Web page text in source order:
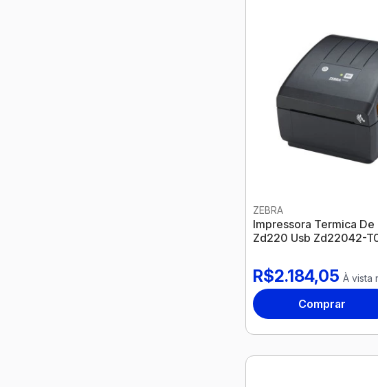
ZEBRA
Impressora Termica De
Zd220 Usb Zd22042-
R$2.184,05 À vista
Comprar